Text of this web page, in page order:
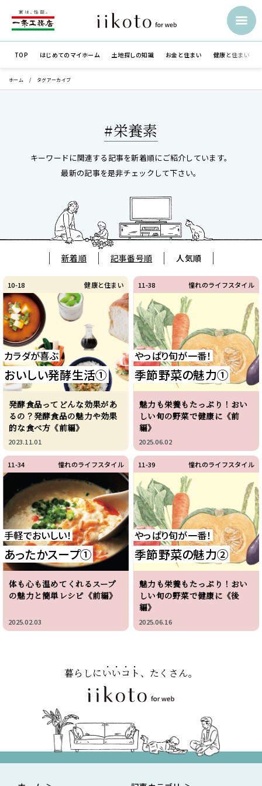
TOP はじめての マイホーム 土地探しの知識 お金と住まい 健康と住まい
ホーム タグアーカイブ
#栄養素
キーワードに関連する記事を新着順にご紹介しています。
最新の記事を是非チェックして下さい。
新着順 記事番号順 人気順
10-18 健康と住まい
カラダが喜ぶ
おいしい発酵生活①
発酵食品ってどんな効果があ
るの？発酵食品の魅力や効果
的な食べ方《前編》
2023.11.01
11-38 憧れのライフスタイル
やっぱり旬が一番！
季節野菜の魅力①
魅力も栄養もたっぷり！おい
しい旬の野菜で健康に《前
編》
2025.06.02
11-34 憧れのライフスタイル
手軽でおいしい！
あったかスープ①
体も心も温めてくれるスープ
の魅力と簡単レシピ《前編》
2025.02.03
11-39 憧れのライフスタイル
やっぱり旬が一番！
季節野菜の魅力②
魅力も栄養もたっぷり！おい
しい旬の野菜で健康に《後
編》
2025.06.16
暮らしにいいコト、たくさん。